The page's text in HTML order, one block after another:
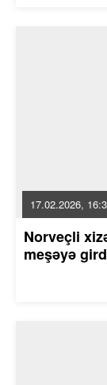
17.02.2026,
Norveçli
meşəyə